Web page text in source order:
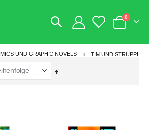
Warenkorb
0 Artikel
UND GRAPHIC NOVELS TIM UND STRUPPI
Absteigend